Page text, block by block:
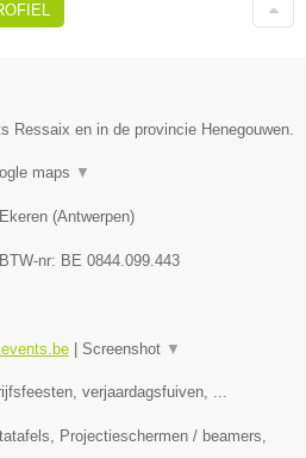
Ressaix en in de provincie Henegouwen.
maps ▼
Ekeren (Antwerpen)
nr: BE 0844.099.443
Screenshot ▼
verjaardagsfuiven, ...
Projectieschermen / beamers,